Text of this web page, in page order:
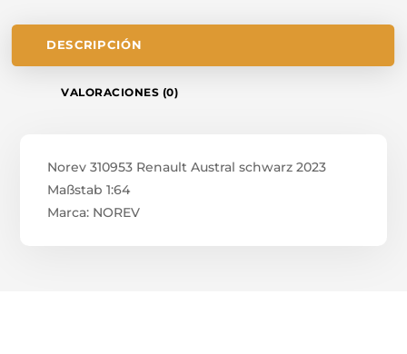
DESCRIPCIÓN
VALORACIONES (0)
Norev 310953 Renault Austral schwarz 2023
Maßstab 1:64
Marca: NOREV